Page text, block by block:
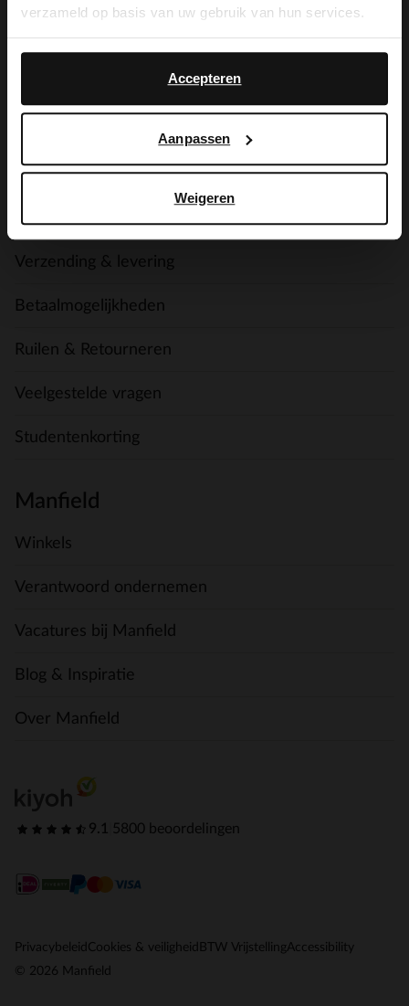
verzameld op basis van uw gebruik van hun services.
Accepteren
Aanpassen
Weigeren
Service
Verzending & levering
Betaalmogelijkheden
Ruilen & Retourneren
Veelgestelde vragen
Studentenkorting
Manfield
Winkels
Verantwoord ondernemen
Vacatures bij Manfield
Blog & Inspiratie
Over Manfield
9.1 5800 beoordelingen
Privacybeleid Cookies & veiligheid BTW VrijstellingAccessibility
© 2026 Manfield
English